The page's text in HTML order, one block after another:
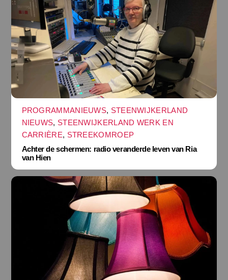
PROGRAMMANIEUWS, STEENWIJKERLAND
NIEUWS, STEENWIJKERLAND WERK EN
CARRIÈRE, STREEKOMROEP
Achter de schermen: radio veranderde leven van Ria
van Hien